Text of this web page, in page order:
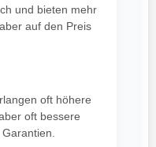
und bieten mehr
auf den Preis
oft höhere
oft bessere